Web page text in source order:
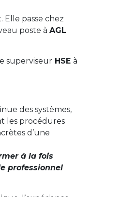
Elle passe chez
poste àAGL
superviseur HSEà
des systèmes,
les procédures
d’une
à la fois
professionnel